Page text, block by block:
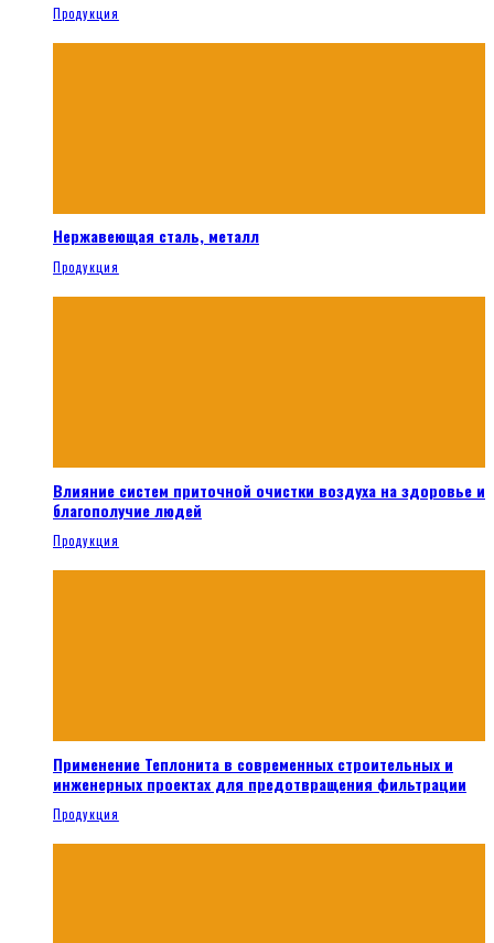
Продукция
Нержавеющая сталь, металл
Продукция
Влияние систем приточной очистки воздуха на здоровье и
благополучие людей
Продукция
Применение Теплонита в современных строительных и
инженерных проектах для предотвращения фильтрации
Продукция